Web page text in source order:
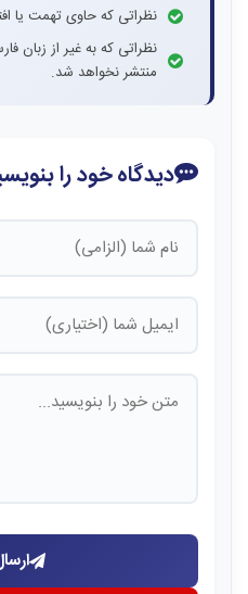
نظراتی که حاوی تهمت یا
نظراتی که به غیر از زبان
منتشر نخواهد شد.
دیدگاه خود را